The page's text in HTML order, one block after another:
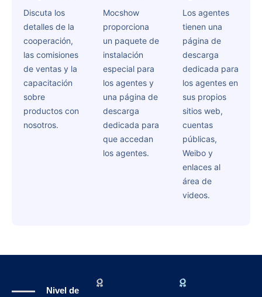
Discuta los
detalles de la
cooperación,
las comisiones
de ventas y la
capacitación
sobre
productos con
nosotros.
Mocshow
proporciona
un paquete de
instalación
especial para
los agentes y
una página de
descarga
dedicada para
que accedan
los agentes.
Los agentes
tienen una
página de
descarga
dedicada para
los agentes en
sus propios
sitios web,
cuentas
públicas,
Weibo y
enlaces al
área de
videos.
Nivel de